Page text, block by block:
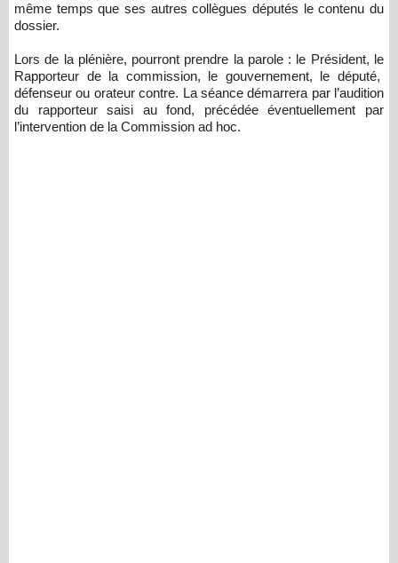
même temps que ses autres collègues députés le contenu du
dossier.
Lors de la plénière, pourront prendre la parole : le Président, le
Rapporteur de la commission, le gouvernement, le député,
défenseur ou orateur contre. La séance démarrera par l’audition
du rapporteur saisi au fond, précédée éventuellement par
l’intervention de la Commission ad hoc.